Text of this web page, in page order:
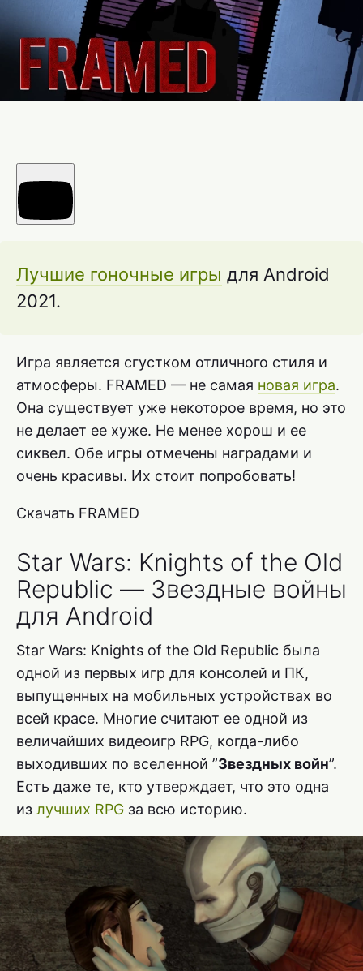
Лучшие гоночные игры для Android
2021.
Игра является сгустком отличного стиля и
атмосферы. FRAMED — не самая новая игра.
Она существует уже некоторое время, но это
не делает ее хуже. Не менее хорош и ее
сиквел. Обе игры отмечены наградами и
очень красивы. Их стоит попробовать!
Скачать FRAMED
Star Wars: Knights of the Old
Republic — Звездные войны
для Android
Star Wars: Knights of the Old Republic была
одной из первых игр для консолей и ПК,
выпущенных на мобильных устройствах во
всей красе. Многие считают ее одной из
величайших видеоигр RPG, когда-либо
выходивших по вселенной ”Звездных войн”.
Есть даже те, кто утверждает, что это одна
из лучших RPG за всю историю.